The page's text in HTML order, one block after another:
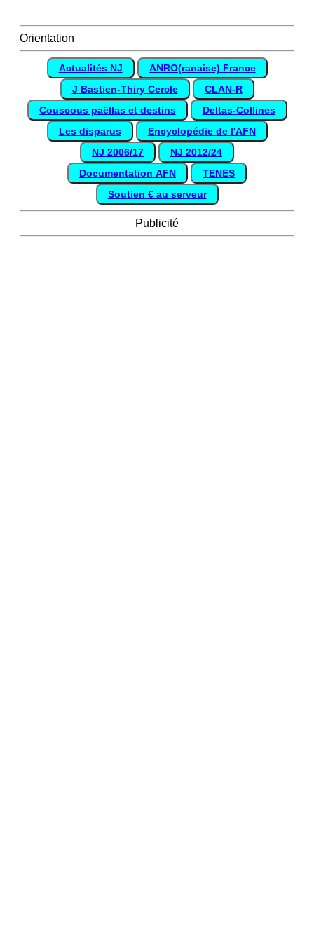
Orientation
Actualités NJ
ANRO(ranaise) France
J Bastien-Thiry Cercle
CLAN-R
Couscous paëllas et destins
Deltas-Collines
Les disparus
Encyclopédie de l'AFN
NJ 2006/17
NJ 2012/24
Documentation AFN
TENES
Soutien € au serveur
Publicité